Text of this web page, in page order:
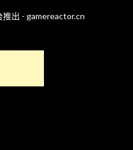
出 - gamereactor.cn